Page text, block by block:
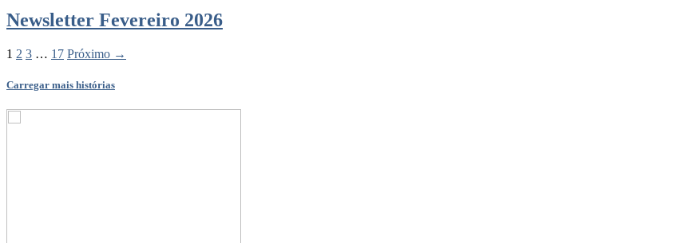
Newsletter Fevereiro 2026
1 2 3 … 17 Próximo →
Carregar mais histórias